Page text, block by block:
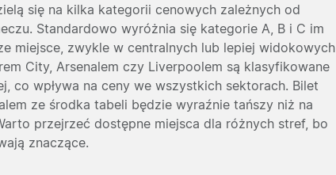
się na kilka kategorii cenowych zależnych od
Standardowo wyróżnia się kategorie A, B i C im
miejsce, zwykle w centralnych lub lepiej widokowych
City, Arsenalem czy Liverpoolem są klasyfikowane
co wpływa na ceny we wszystkich sektorach. Bilet
ze środka tabeli będzie wyraźnie tańszy niż na
przejrzeć dostępne miejsca dla różnych stref, bo
znaczące.